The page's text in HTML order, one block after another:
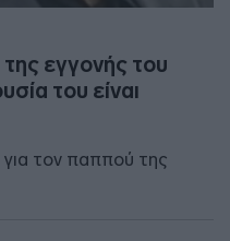
εγγονής του
του είναι
για τον παππού της